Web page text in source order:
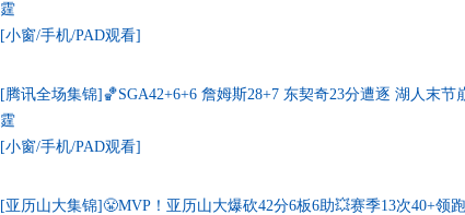
霆
[小窗/手机/PAD观看]
[腾讯全场集锦]🏀SGA42+6+6 詹姆斯28+7 东契奇23分遭逐 湖人末节
霆
[小窗/手机/PAD观看]
[亚历山大集锦]😤MVP！亚历山大爆砍42分6板6助💥赛季13次40+领跑